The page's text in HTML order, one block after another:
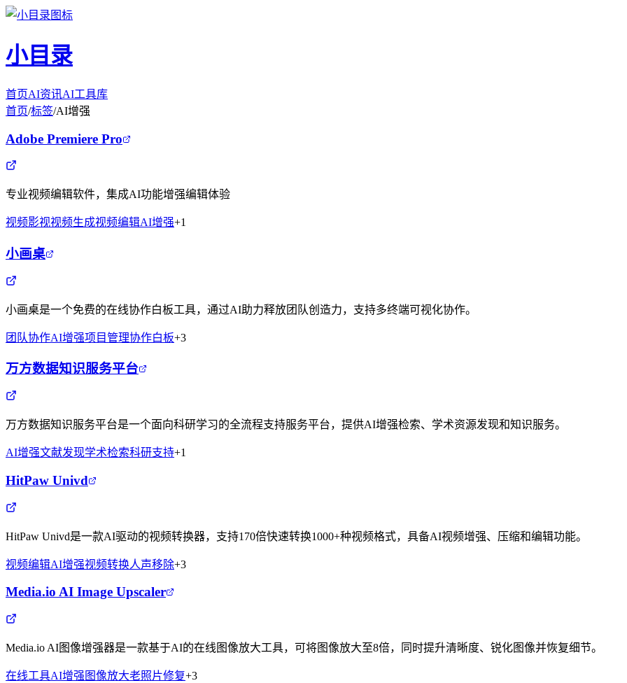
小目录
首页AI资讯AI工具库
首页/标签/AI增强
Adobe Premiere Pro
专业视频编辑软件，集成AI功能增强编辑体验
视频影视视频生成视频编辑AI增强+1
小画桌
小画桌是一个免费的在线协作白板工具，通过AI助力释放团队创造力，支持多终端可视化协作。
团队协作AI增强项目管理协作白板+3
万方数据知识服务平台
万方数据知识服务平台是一个面向科研学习的全流程支持服务平台，提供AI增强检索、学术资源发现和知识服务。
AI增强文献发现学术检索科研支持+1
HitPaw Univd
HitPaw Univd是一款AI驱动的视频转换器，支持170倍快速转换1000+种视频格式，具备AI视频增强、压缩和编辑功能。
视频编辑AI增强视频转换人声移除+3
Media.io AI Image Upscaler
Media.io AI图像增强器是一款基于AI的在线图像放大工具，可将图像放大至8倍，同时提升清晰度、锐化图像并恢复细节。
在线工具AI增强 图像放大老照片修复+3